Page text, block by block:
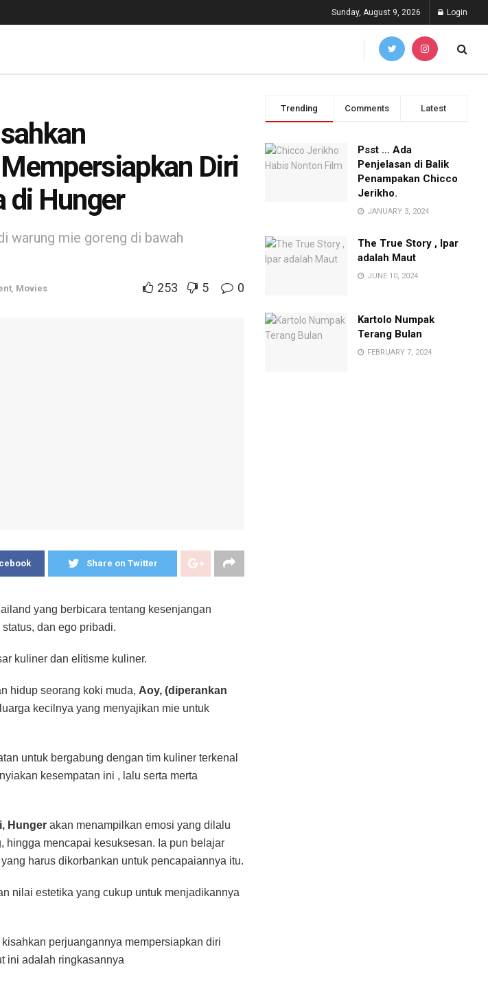
Sunday, August 9, 2026 Login
Diri
di Hunger
warung mie goreng di bawah
Movies 253 5 0
Share on Twitter
yang berbicara tentang kesenjangan
dan ego pribadi.
kuliner dan elitisme kuliner.
hidup seorang koki muda, Aoy, (diperankan
kecilnya yang menyajikan mie untuk
untuk bergabung dengan tim kuliner terkenal
kesempatan ini , lalu serta merta
Hunger akan menampilkan emosi yang dilalu
hingga mencapai kesuksesan. Ia pun belajar
harus dikorbankan untuk pencapaiannya itu.
nilai estetika yang cukup untuk menjadikannya
kisahkan perjuangannya mempersiapkan diri
ini adalah ringkasannya
Trending Comments Latest
Psst … Ada
Penjelasan di Balik
Penampakan Chicco
Jerikho.
JANUARY 3, 2024
The True Story , Ipar
adalah Maut
JUNE 10, 2024
Kartolo Numpak
Terang Bulan
FEBRUARY 7, 2024